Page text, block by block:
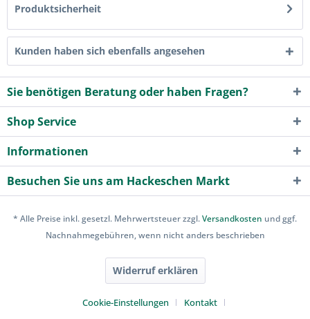
Produktsicherheit
Kunden haben sich ebenfalls angesehen
Sie benötigen Beratung oder haben Fragen?
Shop Service
Informationen
Besuchen Sie uns am Hackeschen Markt
* Alle Preise inkl. gesetzl. Mehrwertsteuer zzgl.Versandkosten und ggf.
Nachnahmegebühren, wenn nicht anders beschrieben
Widerruf erklären
Cookie-Einstellungen
Kontakt